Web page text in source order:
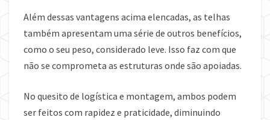
Além dessas vantagens acima elencadas, as telhas
também apresentam uma série de outros benefícios,
como o seu peso, considerado leve. Isso faz com que
não se comprometa as estruturas onde são apoiadas.
No quesito de logística e montagem, ambos podem
ser feitos com rapidez e praticidade, diminuindo